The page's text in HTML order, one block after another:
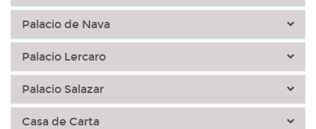
Palacio de Nava
Palacio Lercaro
Palacio Salazar
Casa de Carta